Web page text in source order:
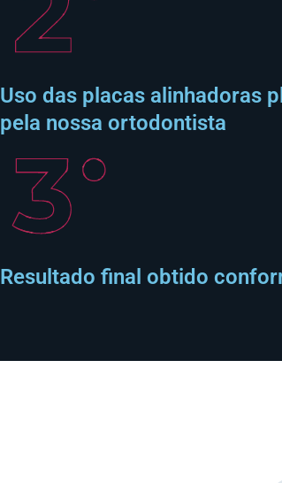
Uso das placas alinhadoras
pela nossa ortodontista
Resultado final obtido